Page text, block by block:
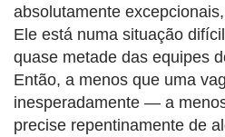
absolutamente
Ele está numa situação
quase metade das equipes
Então, a menos que uma
inesperadamente — a
precise repentinamente de